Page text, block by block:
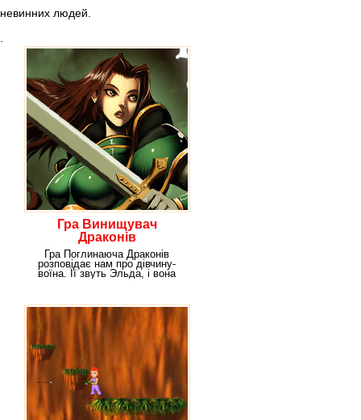
невинних людей.
Гра Винищувач
Драконів
Гра Поглинаюча Драконів
розповідає нам про дівчину-
воїна. Її звуть Эльда, і вона